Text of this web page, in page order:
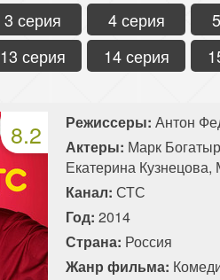
3 серия 4 серия
13 серия 14 серия
8.2 Режиссеры: Антон
Актеры: Марк
Екатерина
Канал: СТС
Год: 2014
Страна: Россия
Жанр фильма: